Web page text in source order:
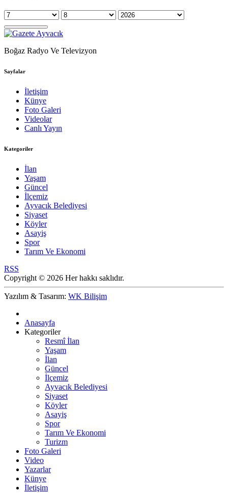
Boğaz Radyo Ve Televizyon
Sayfalar
İletişim
Künye
Foto Galeri
Videolar
Canlı Yayın
Kategoriler
İlan
Yaşam
Güncel
İlçemiz
Ayvacık Belediyesi
Siyaset
Köyler
Asayiş
Spor
Tarım Ve Ekonomi
RSS
Copyright © 2026 Her hakkı saklıdır.
Yazılım & Tasarım: WK Bilişim
Anasayfa
Kategoriler
Resmî İlan
Yaşam
İlan
Güncel
İlçemiz
Ayvacık Belediyesi
Siyaset
Köyler
Asayiş
Spor
Tarım Ve Ekonomi
Turizm
Foto Galeri
Video
Yazarlar
Künye
İletişim